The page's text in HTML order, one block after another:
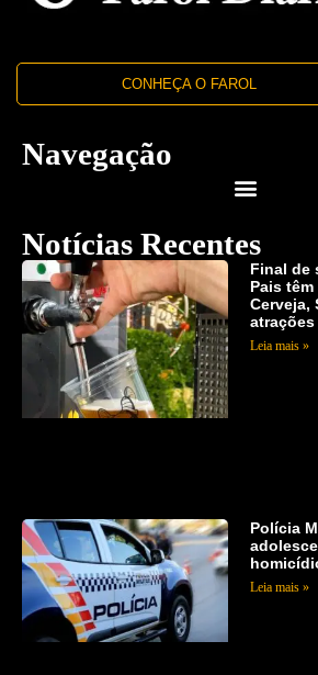
CONHEÇA O FAROL
Navegação
Notícias Recentes
Final de
Pais
Cerveja,
Leia mais »
Polícia
Leia mais »